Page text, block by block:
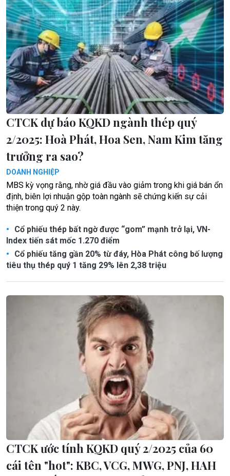
CTCK dự báo KQKD ngành thép quý
2/2025: Hoà Phát, Hoa Sen, Nam Kim tăng
trưởng ra sao?
DOANH NGHIỆP
MBS kỳ vọng rằng, nhờ giá đầu vào giảm trong khi giá bán ổn
định, biên lợi nhuận gộp toàn ngành sẽ chứng kiến sự cải
thiện trong quý 2 này.
Cổ phiếu thép bất ngờ được “gom” mạnh trở lại, VN-
Index tiến sát mốc 1.270 điểm
Cổ phiếu tăng gần 20% từ đáy, Hòa Phát công bố lượng
tiêu thụ thép quý 1 tăng 29% lên 2,38 triệu
CTCK ước tính KQKD quý 2/2025 của 60
cái tên "hot": KBC, VCG, MWG, PNJ, HAH